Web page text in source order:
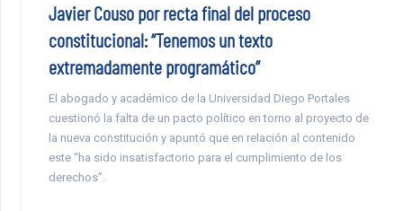
Javier Couso por recta final del proceso
constitucional: “Tenemos un texto
extremadamente programático”
El abogado y académico de la Universidad Diego Portales
cuestionó la falta de un pacto político en torno al proyecto de
la nueva constitución y apuntó que en relación al contenido
este “ha sido insatisfactorio para el cumplimiento de los
derechos”.